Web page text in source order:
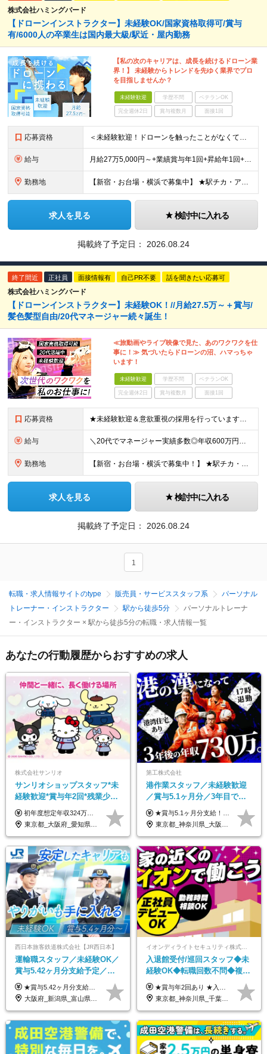
株式会社ハミングバード
【ドローンインストラクター】未経験OK/国家資格取得可/賞与
有/6000人の卒業生は国内最大級/駅近・屋内勤務
【私の次のキャリアは、成長を続けるドローン業
界！】 未経験からトレンドを先ゆく業界でプロ
を目指しませんか？
未経験歓迎 学歴不問 ベテランOK
完全週休2日 賞与複数月 面接1回
応募資格 ＜未経験歓迎！ドローンを触ったことがなくて不安という方もまずはご応募ください！＞ ◆高卒以上 ◆要普通自動車免許（AT限定可） ◆35歳までの方（若手層の長期キャリア形成のため） ＼下記に当てはま
給与 月給27万5,000円～+業績賞与年1回+昇給年1回+交通費支給 ※固定残業代（6万1659円/40h分）を含みます。超過分は別途支給 ※試用期間3ヶ月あり（待遇・条件面の差異はありません）
勤務地 【新宿・お台場・横浜で募集中】 ★駅チカ・アクセス良好・屋内勤務 【お台場本校】 東京都港区台場1-7-1 アクアシティお台場3F 【新宿校】 東京都新宿区新宿5-16-4 新宿マルイ メン6F
求人を見る 検討中に入れる
掲載終了予定日： 2026.08.24
終了間近 正社員 面接情報有 自己PR不要 話を聞きたい応募可
株式会社ハミングバード
【ドローンインストラクター】未経験OK！//月給27.5万～＋賞与/
髪色髪型自由/20代マネージャー続々誕生！
≪旅動画やライブ映像で見た、あのワクワクを仕
事に！≫ 気づいたらドローンの沼、ハマっちゃ
います！
未経験歓迎 学歴不問 ベテランOK
完全週休2日 賞与複数月 面接1回
応募資格 ★未経験歓迎＆意欲重視の採用を行っています★ ◆高卒以上 ◆要普通自動車免許（AT限定可） ◆35歳までの方（若手層の長期キャリア形成のため） ≪こんな方は大歓迎≫ ・ドローンに興味がある ・旅行
給与 ＼20代でマネージャー実績多数◎年収600万円も可能！／ 月給27万5,000円～+業績賞与年1回+昇給年1回+交通費支給 ※固定残業代（6万1659円/40h分）を含みます。超過分は別途支給 ※
勤務地 【新宿・お台場・横浜で募集中！】 ★駅チカ・アクセス良好・屋内勤務★ 【お台場本校】 東京都港区台場1-7-1 アクアシティお台場3F 【新宿校】 東京都新宿区新宿5-16-4 新宿マルイ メン6
求人を見る 検討中に入れる
掲載終了予定日： 2026.08.24
1
転職・求人情報サイトのtype 販売員・サービススタッフ系
パーソナル
トレーナー・インストラクター
駅から徒歩5分
パーソナルトレーナ
ー・インストラクター × 駅から徒歩5分の転職・求人情報一覧
あなたの行動履歴からおすすめの求人
株式会社サンリオ
サンリオショップスタッフ*未
経験歓迎*賞与年2回*残業少な
め*産育休取得実績豊富*可愛
い制服*社割有
初年度想定年収324万円～690万円！ ◆全国一律 月給230,000円～＋賞与＋通勤手当＋役職手当＋時間外手当 《手当充実！》 ＊昇給/年1回 ＊賞与/年2回（7月/12月） ＊通勤手当：交通費支給（規定あり） ＊時間外手当 ＊販売職手当 ＊役職手当 《キャリアパス》 ▼店長（32歳）／年収400万円 ▼トレーナー（37歳）／年収500万円 ▼SV（40歳）／年収570万円 ※SVとして活躍された場合、574万円以上に昇給も目指せます。 日頃のお店での頑張りをしっかり評価する体制を整えており、 ご自身の努力次第で昇給する制度を用意しています！ 《ゆくゆくは・・・》 ■店舗スタッフをとりまとめ、お店づくりを主体で行う店長へ ■複数店舗を統括するトレーナーへとキャリアアップ ■様々な規模の店舗を経験しSVとして活躍した後は、本社の教育担当や店舗支援を担う本部スタッフとして活躍いただけます。 ※経験・能力を考慮の上、当社規定により優遇いたします。 ※入社日から6カ月間の試用期間あり。その間の待遇に差異はありません。
東京都_大阪府_愛知県_北海道_栃木県_静岡県_兵庫県_京都府_福岡県
第工株式会社
港作業スタッフ／未経験歓迎
／賞与5.1ヶ月分／3年目で年
収730万円も可／食事手当あり
／年休120日以上
★賞与5.1ヶ月分支給！ ★入社3年目・30代で年収730万円の先輩も活躍中！ ★入社1年目・20代で月収29万円の実績あり 月給：22.5万円～30.5万円＋各種手当＋賞与年2回＋残業代全額支給 ※経験・能力などを考慮のうえ決定します ※上記月給には食事手当(5000円／月）を含みます ※残業代は分単位で100％支給いたします ※試用期間3ヶ月。その間の給与・待遇に差異はありません 【月収例】 ◆33.5万円／31歳 入社7か月 ◆38.5万円／32歳 入社1年目 ◆48.4万円／44歳 入社12年目 ※経験・能力などを考慮のうえ決定 ※月収・給与例には休日手当も含みます 【手当詳細】 ◆交通費規定支給（上限3万5000円／月） ◆時間外手当全額支給 ◆休日出勤手当 ◆港湾住宅あり（1R・2万円台～） ◆資格取得支援制度：全額負担 ◆地域手当：関東地区1万円／月
東京都_神奈川県_大阪府_愛知県_兵庫県
西日本旅客鉄道株式会社【JR西日本】
運輸職スタッフ／未経験OK／
賞与5.42ヶ月分支給予定／残
業月11h程／年休119日+有給
平均18.7日
★賞与5.42ヶ月分支給予定あり！ （大卒以上）月給24万1,692円～39万5,780円＋各種手当＋賞与2回 （高卒以上）月給22万2,662円～39万5,780円＋各種手当＋賞与2回 ※上記は2025年度新卒支払額（京阪神地区）となります ※勤務地・学歴で異なり、ご経験・能力等をふまえた金額を加算します ※残業代は別途全額支給します ※当社規程に基づき決定します ※試用期間あり（3ヶ月／待遇に変更はありません） ※基本給以外の諸手当として扶養・職務・時間外・通勤手当等を支給します ※京阪神地区以外の勤務地の場合 月給（大卒）23万0,706円～／月給（高卒）21万2,541円～となります
大阪府_新潟県_富山県_石川県_福井県_三重県_兵庫県_京都府_滋賀県_奈良県_和歌山県_広島県_岡山県_鳥取県_島根県_山口県_福岡県
入退館受付/巡回スタッフ◆未
経験OK◆転職回数不問◆複数
勤務地で募集中◆ブランクあ
りOK◆室内業務がメイン
★賞与年2回あり ★入社祝い金3万円支給 ★出産祝い金や育児支援金などの手当も充実！ ≪給与モデル≫ 【東京】基本給27万2780円/月給＋時間外手当（25h） 【愛知】基本給25万4990円/月給＋時間外手当（25h） 【大阪】基本給25万4990円/月給＋時間外手当（25h） 【福岡】基本給23万7200円/月給＋時間外手当（25h） -------------- ▽各地の給与は下記をご確認ください！ ■北海道 月給20万円～ ■東北 月給20万円～ ■北関東 埼玉／月給22万5000円～ 茨城・群馬・新潟／月給20万円～ ■南関東 東京・神奈川／月給23万円～ 千葉／月給22万5000円～ 山梨／月給20万円～ ■中部 愛知／月給21万5000円～ 長野・岐阜・三重／月給20万円～ ■関西 大阪／月給21万5000円～ 京都・兵庫／月給21万円～ 滋賀・奈良／月給20万円～ ■中四国 岡山・山口・四国・広島／月給20万円～ ■九州 福岡・鹿児島・長崎／月給20万円～
東京都_神奈川県_千葉県_北海道_福島県_長野県_岐阜県_三重県_京都府_福岡県